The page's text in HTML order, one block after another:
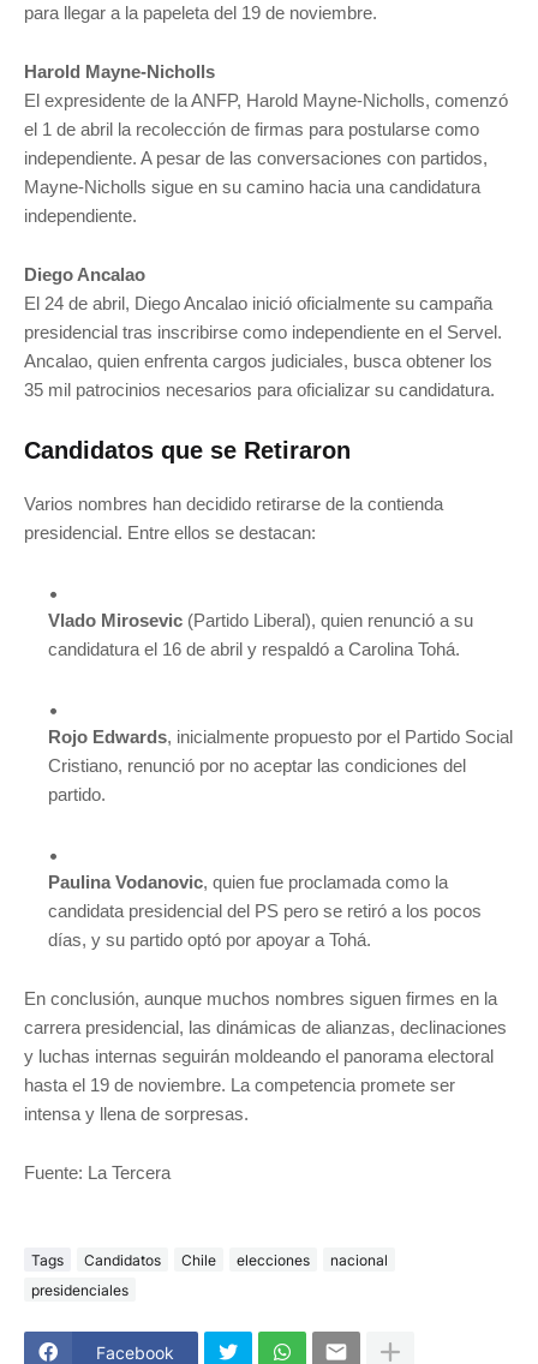
para llegar a la papeleta del 19 de noviembre.
Harold Mayne-Nicholls
El expresidente de la ANFP, Harold Mayne-Nicholls, comenzó
el 1 de abril la recolección de firmas para postularse como
independiente. A pesar de las conversaciones con partidos,
Mayne-Nicholls sigue en su camino hacia una candidatura
independiente.
Diego Ancalao
El 24 de abril, Diego Ancalao inició oficialmente su campaña
presidencial tras inscribirse como independiente en el Servel.
Ancalao, quien enfrenta cargos judiciales, busca obtener los
35 mil patrocinios necesarios para oficializar su candidatura.
Candidatos que se Retiraron
Varios nombres han decidido retirarse de la contienda
presidencial. Entre ellos se destacan:
Vlado Mirosevic (Partido Liberal), quien renunció a su
candidatura el 16 de abril y respaldó a Carolina Tohá.
Rojo Edwards, inicialmente propuesto por el Partido Social
Cristiano, renunció por no aceptar las condiciones del
partido.
Paulina Vodanovic, quien fue proclamada como la
candidata presidencial del PS pero se retiró a los pocos
días, y su partido optó por apoyar a Tohá.
En conclusión, aunque muchos nombres siguen firmes en la
carrera presidencial, las dinámicas de alianzas, declinaciones
y luchas internas seguirán moldeando el panorama electoral
hasta el 19 de noviembre. La competencia promete ser
intensa y llena de sorpresas.
Fuente: La Tercera
Tags Candidatos Chile elecciones
nacional
presidenciales
Facebook